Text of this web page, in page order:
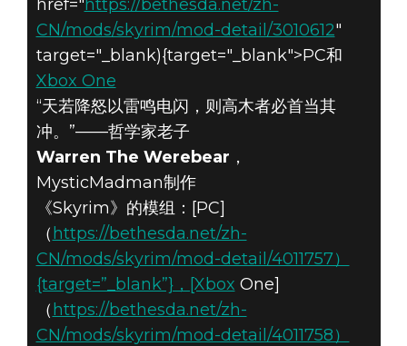
href="https://bethesda.net/zh-
CN/mods/skyrim/mod-detail/3010612"
target="_blank){target="_blank">PC和
Xbox One
“天若降怒以雷鸣电闪，则高木者必首当其
冲。”——哲学家老子
Warren The Werebear ，
MysticMadman制作
《Skyrim》的模组：[PC]
（https://bethesda.net/zh-
CN/mods/skyrim/mod-detail/4011757）
{target=”_blank”}，[Xbox One]
（https://bethesda.net/zh-
CN/mods/skyrim/mod-detail/4011758）